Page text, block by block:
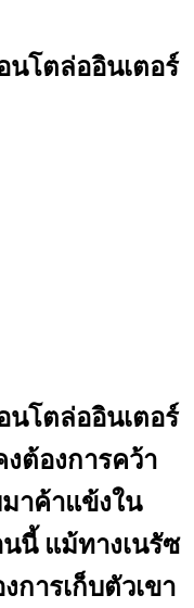
นโตล่ออินเตอร์
นโตล่ออินเตอร์
ต้องการคว้า
าค้าแข้งใน
นี้ แม้ทางเนรัซ
ารเก็บตัวเขา